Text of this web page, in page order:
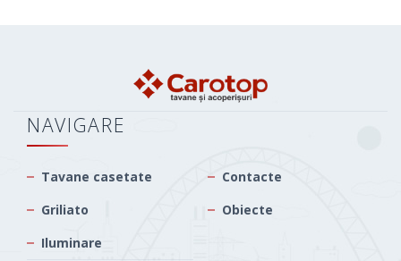
NAVIGARE
Tavane casetate
Griliato
Iluminare
Contacte
Obiecte